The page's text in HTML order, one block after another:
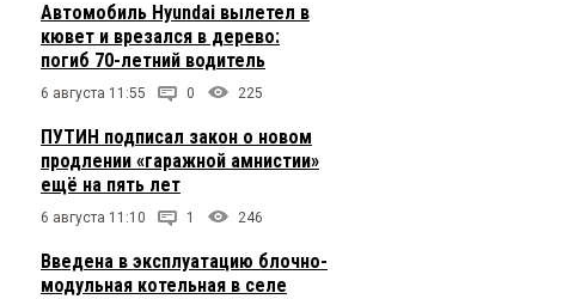
Автомобиль Hyundai вылетел в
кювет и врезался в дерево:
погиб 70-летний водитель
6 августа 11:55 0 225
ПУТИН подписал закон о новом
продлении «гаражной амнистии»
ещё на пять лет
6 августа 11:10 1 246
Введена в эксплуатацию блочно-
модульная котельная в селе